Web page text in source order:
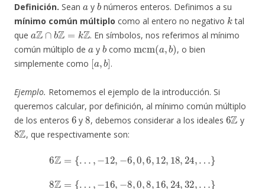
Definición. Sean y
números enteros. Definimos a su
mínimo común múltiplo como al entero no negativo
k
tal
que
aZ∩bZ=kZ
. En símbolos, nos referimos al mínimo
común múltiplo de
a
y
b
como
mcm( a,b)
, o bien
simplemente como
[a b]
.
Ejemplo. Retomemos el ejemplo de la introducción. Si
queremos calcular, por definición, al mínimo común múltiplo
de los enteros
6
y
8
, debemos considerar a los ideales
6Z
y
8Z
, que respectivamente son:
= 12, 6,0 ,6 ,12 18,24,…
= 16, ,0 ,8 1624,32,…